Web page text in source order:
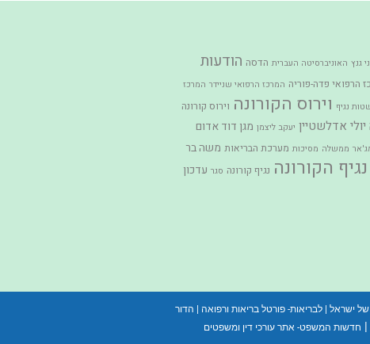
גנץ האוניברסיטה העברית הדסה הודעות
הרפואי פדה-פוריה המרכז הרפואי שניידר המרכז
נגיף וירוס הקורונה וירוס קורונה
יולי אדלשטיין יעקב ליצמן מגן דוד אדום
ממשלה מסיכות מערכת הבריאות משה בר
נגיף הקורונה נגיף קורונה סגר עדכון
ישראל |לבריאות- פורטל בריאות ורפואה
הדור
חדשות המשפט- אתר עורכי דין ומשפטים